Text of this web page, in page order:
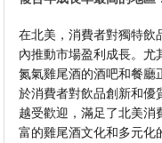
在北美，消費者對獨特飲
內推動市場盈利成長。尤
氮氣雞尾酒的酒吧和餐廳
於消費者對飲品創新和優
越受歡迎，滿足了北美消
富的雞尾酒文化和多元化